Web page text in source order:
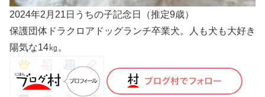
2024年2月21日うちの子記念日（推定9歳）
保護団体ドラクロアドッグランチ卒業犬。人も犬も大好き
陽気な14㎏。